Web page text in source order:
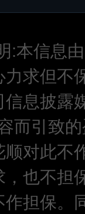
:本信息
力求但不
信息披
而引致
顺对此不
，也不担
作担保。